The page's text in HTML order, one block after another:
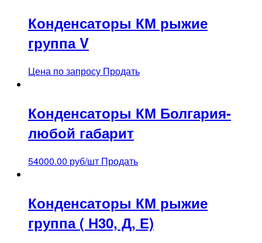
Конденсаторы КМ рыжие
группа V
Цена по запросу Продать
Конденсаторы КМ Болгария-
любой габарит
54000.00 руб/шт Продать
Конденсаторы КМ рыжие
группа ( Н30, Д, Е)